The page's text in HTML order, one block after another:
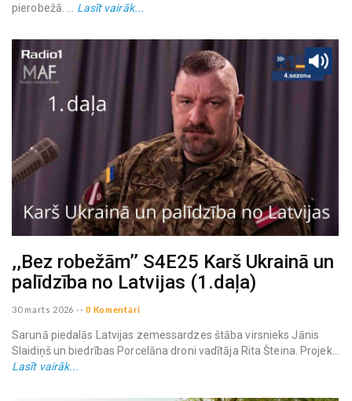
pierobežā. ... Lasīt vairāk...
,,Bez robežām’’ S4E25 Karš Ukrainā un
palīdzība no Latvijas (1.daļa)
30 marts 2026 -- 0 Komentāri
Sarunā piedalās Latvijas zemessardzes štāba virsnieks Jānis
Slaidiņš un biedrības Porcelāna droni vadītāja Rita Šteina. Projek...
Lasīt vairāk...